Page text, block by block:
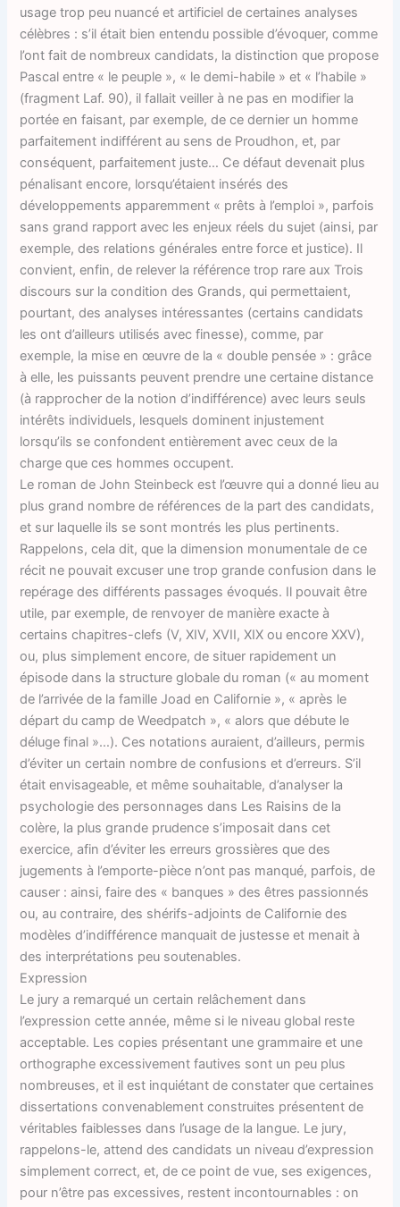
usage trop peu nuancé et artificiel de certaines analyses
célèbres : s’il était bien entendu possible d’évoquer, comme
l’ont fait de nombreux candidats, la distinction que propose
Pascal entre « le peuple », « le demi-habile » et « l’habile »
(fragment Laf. 90), il fallait veiller à ne pas en modifier la
portée en faisant, par exemple, de ce dernier un homme
parfaitement indifférent au sens de Proudhon, et, par
conséquent, parfaitement juste… Ce défaut devenait plus
pénalisant encore, lorsqu’étaient insérés des
développements apparemment « prêts à l’emploi », parfois
sans grand rapport avec les enjeux réels du sujet (ainsi, par
exemple, des relations générales entre force et justice). Il
convient, enfin, de relever la référence trop rare aux Trois
discours sur la condition des Grands, qui permettaient,
pourtant, des analyses intéressantes (certains candidats
les ont d’ailleurs utilisés avec finesse), comme, par
exemple, la mise en œuvre de la « double pensée » : grâce
à elle, les puissants peuvent prendre une certaine distance
(à rapprocher de la notion d’indifférence) avec leurs seuls
intérêts individuels, lesquels dominent injustement
lorsqu’ils se confondent entièrement avec ceux de la
charge que ces hommes occupent.
Le roman de John Steinbeck est l’œuvre qui a donné lieu au
plus grand nombre de références de la part des candidats,
et sur laquelle ils se sont montrés les plus pertinents.
Rappelons, cela dit, que la dimension monumentale de ce
récit ne pouvait excuser une trop grande confusion dans le
repérage des différents passages évoqués. Il pouvait être
utile, par exemple, de renvoyer de manière exacte à
certains chapitres-clefs (V, XIV, XVII, XIX ou encore XXV),
ou, plus simplement encore, de situer rapidement un
épisode dans la structure globale du roman (« au moment
de l’arrivée de la famille Joad en Californie », « après le
départ du camp de Weedpatch », « alors que débute le
déluge final »…). Ces notations auraient, d’ailleurs, permis
d’éviter un certain nombre de confusions et d’erreurs. S’il
était envisageable, et même souhaitable, d’analyser la
psychologie des personnages dans Les Raisins de la
colère, la plus grande prudence s’imposait dans cet
exercice, afin d’éviter les erreurs grossières que des
jugements à l’emporte-pièce n’ont pas manqué, parfois, de
causer : ainsi, faire des « banques » des êtres passionnés
ou, au contraire, des shérifs-adjoints de Californie des
modèles d’indifférence manquait de justesse et menait à
des interprétations peu soutenables.
Expression
Le jury a remarqué un certain relâchement dans
l’expression cette année, même si le niveau global reste
acceptable. Les copies présentant une grammaire et une
orthographe excessivement fautives sont un peu plus
nombreuses, et il est inquiétant de constater que certaines
dissertations convenablement construites présentent de
véritables faiblesses dans l’usage de la langue. Le jury,
rappelons-le, attend des candidats un niveau d’expression
simplement correct, et, de ce point de vue, ses exigences,
pour n’être pas excessives, restent incontournables : on